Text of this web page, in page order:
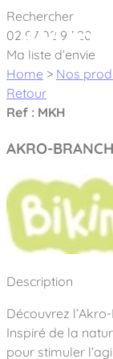
Cookies
Créateur
Nos
À propos
Nos
Notre
Aires de
Tous nos
Jeux
Sport &
Agrès
Mobilier &
Rechercher
02 97 02 97 20
Ma liste d’envie
Home > Nos
Retour
Ref : MKH
AKRO-
Description
Découvrez
Inspiré de la
pour stimuler